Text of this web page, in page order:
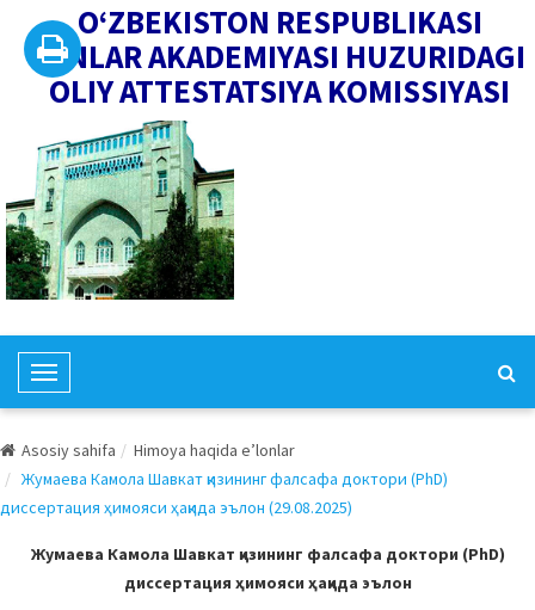
O‘ZBEKISTON RESPUBLIKASI
FANLAR AKADEMIYASI HUZURIDAGI
OLIY ATTESTATSIYA KOMISSIYASI
T
o
g
l
e
N
Asosiy sahifa
Himoya haqida e’lonlar
Жумаева Камола Шавкат қизининг фалсафа доктори (PhD)
диссертация ҳимояси ҳақида эълон (29.08.2025)
Жумаева Камола Шавкат қизининг фалсафа доктори (PhD)
диссертация ҳимояси ҳақида эълон